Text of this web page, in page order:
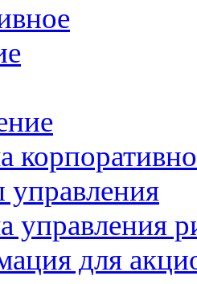
управления
для